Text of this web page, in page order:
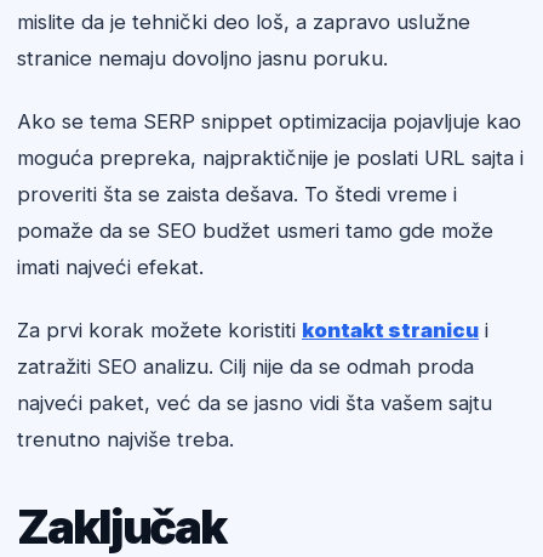
mislite da je tehnički deo loš, a zapravo uslužne
stranice nemaju dovoljno jasnu poruku.
Ako se tema SERP snippet optimizacija pojavljuje kao
moguća prepreka, najpraktičnije je poslati URL sajta i
proveriti šta se zaista dešava. To štedi vreme i
pomaže da se SEO budžet usmeri tamo gde može
imati najveći efekat.
Za prvi korak možete koristiti kontakt stranicu i
zatražiti SEO analizu. Cilj nije da se odmah proda
najveći paket, već da se jasno vidi šta vašem sajtu
trenutno najviše treba.
Zaključak